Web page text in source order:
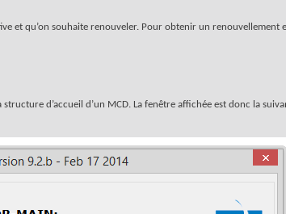
et qu’on souhaite renouveler. Pour obtenir un
d’accueil d’un MCD. La fenêtre affichée est donc la